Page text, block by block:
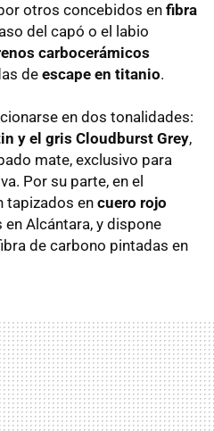
otros concebidos en fibra
del capó o el labio
carbocerámicos
deescape en titanio.
en dos tonalidades:
y el gris Cloudburst Grey,
mate, exclusivo para
Por su parte, en el
tapizados en cuero rojo
en Alcántara, y dispone
de carbono pintadas en